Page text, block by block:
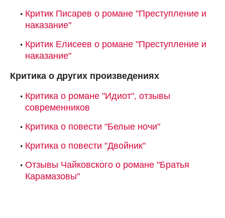
Критик Писарев о романе "Преступление и
наказание"
Критик Елисеев о романе "Преступление и
наказание"
Критика о других произведениях
Критика о романе "Идиот", отзывы
современников
Критика о повести "Белые ночи"
Критика о повести "Двойник"
Отзывы Чайковского о романе "Братья
Карамазовы"